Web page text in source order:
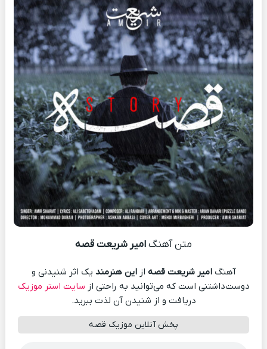
متن آهنگامیر شریعت قصه
آهنگامیر شریعت قصه ازاین هنرمند یک اثر شنیدنی و
دوست‌داشتنی است که می‌توانید به راحتی از سایت استر موزیک
دریافت و از شنیدن آن لذت ببرید.
پخش آنلاین موزیک قصه